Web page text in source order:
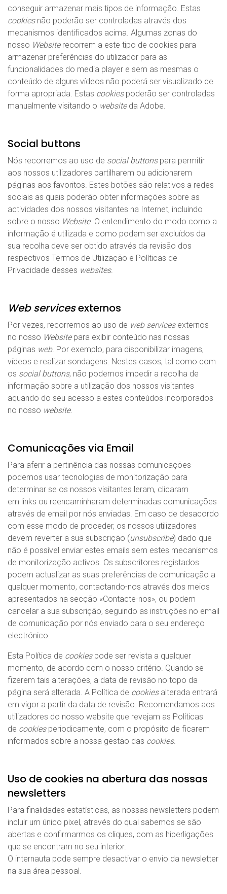
conseguir armazenar mais tipos de informação. Estas
cookies não poderão ser controladas através dos
mecanismos identificados acima. Algumas zonas do
nosso Website recorrem a este tipo de cookies para
armazenar preferências do utilizador para as
funcionalidades do media player e sem as mesmas o
conteúdo de alguns vídeos não poderá ser visualizado de
forma apropriada. Estas cookies poderão ser controladas
manualmente visitando o website da Adobe.
Social buttons
Nós recorremos ao uso de social buttonspara permitir
aos nossos utilizadores partilharem ou adicionarem
páginas aos favoritos. Estes botões são relativos a redes
sociais as quais poderão obter informações sobre as
actividades dos nossos visitantes na Internet, incluindo
sobre o nosso Website. O entendimento do modo como a
informação é utilizada e como podem ser excluídos da
sua recolha deve ser obtido através da revisão dos
respectivos Termos de Utilização e Políticas de
Privacidade desses websites.
Web servicesexternos
Por vezes, recorremos ao uso de web servicesexternos
no nosso Website para exibir conteúdo nas nossas
páginas web. Por exemplo, para disponibilizar imagens,
vídeos e realizar sondagens. Nestes casos, tal como com
os social buttons, não podemos impedir a recolha de
informação sobre a utilização dos nossos visitantes
aquando do seu acesso a estes conteúdos incorporados
no nosso website.
Comunicações via Email
Para aferir a pertinência das nossas comunicações
podemos usar tecnologias de monitorização para
determinar se os nossos visitantes leram, clicaram
em links ou reencaminharam determinadas comunicações
através de email por nós enviadas. Em caso de desacordo
com esse modo de proceder, os nossos utilizadores
devem reverter a sua subscrição (unsubscribe) dado que
não é possível enviar estes emails sem estes mecanismos
de monitorização activos. Os subscritores registados
podem actualizar as suas preferências de comunicação a
qualquer momento, contactando-nos através dos meios
apresentados na secção «Contacte-nos», ou podem
cancelar a sua subscrição, seguindo as instruções no email
de comunicação por nós enviado para o seu endereço
electrónico.
Esta Política de cookies pode ser revista a qualquer
momento, de acordo com o nosso critério. Quando se
fizerem tais alterações, a data de revisão no topo da
página será alterada. A Política de cookies alterada entrará
em vigor a partir da data de revisão. Recomendamos aos
utilizadores do nosso website que revejam as Políticas
de cookies periodicamente, com o propósito de ficarem
informados sobre a nossa gestão das cookies.
Uso de cookies na abertura das nossas
newsletters
Para finalidades estatísticas, as nossas newsletters podem
incluir um único pixel, através do qual sabemos se são
abertas e confirmarmos os cliques, com as hiperligações
que se encontram no seu interior.
O internauta pode sempre desactivar o envio da newsletter
na sua área pessoal.